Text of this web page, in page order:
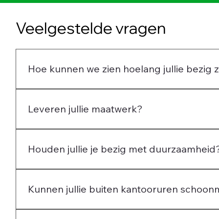
Veelgestelde vragen
Hoe kunnen we zien hoelang jullie bezig
Leveren jullie maatwerk?
jouw bedrijf of woning De ideale planning en
Houden jullie je bezig met
Kunnen jullie buiten kantooruren